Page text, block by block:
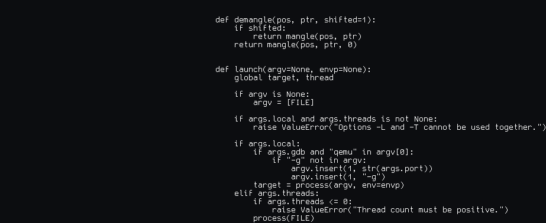
def demangle(pos, ptr, shifted=1):
    if shifted:
        return mangle(pos, ptr)
    return mangle(pos, ptr, 0)
def launch(argv=None, envp=None):
    global target, thread
    if argv is None:
        argv = [FILE]
    if args.local and args.threads is not None:
        raise ValueError("Options -L and -T cannot be used together.")
    if args.local:
        if args.gdb and "qemu" in argv[0]:
            if "-g" not in argv:
                argv.insert(1, str(args.port))
                argv.insert(1, "-g")
        target = process(argv, env=envp)
    elif args.threads:
        if args.threads <= 0:
            raise ValueError("Thread count must be positive.")
        process(FILE)